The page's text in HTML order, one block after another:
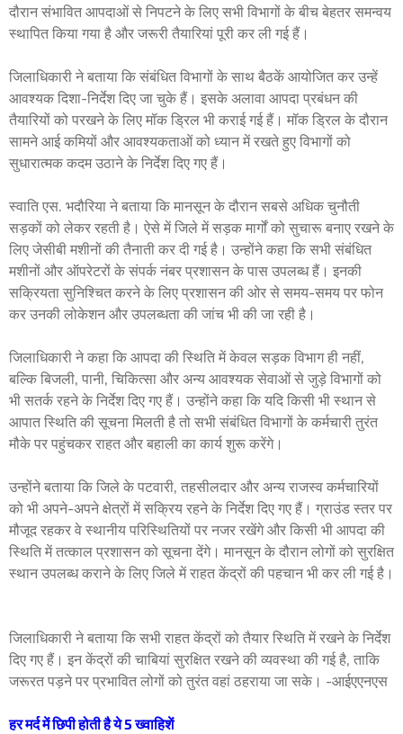
दौरान संभावित आपदाओं से निपटने के लिए सभी विभागों के बीच बेहतर समन्वय
स्थापित किया गया है और जरूरी तैयारियां पूरी कर ली गई हैं।
जिलाधिकारी ने बताया कि संबंधित विभागों के साथ बैठकें आयोजित कर उन्हें
आवश्यक दिशा-निर्देश दिए जा चुके हैं। इसके अलावा आपदा प्रबंधन की
तैयारियों को परखने के लिए मॉक ड्रिल भी कराई गई हैं। मॉक ड्रिल के दौरान
सामने आई कमियों और आवश्यकताओं को ध्यान में रखते हुए विभागों को
सुधारात्मक कदम उठाने के निर्देश दिए गए हैं।
स्वाति एस. भदौरिया ने बताया कि मानसून के दौरान सबसे अधिक चुनौती
सड़कों को लेकर रहती है। ऐसे में जिले में सड़क मार्गों को सुचारू बनाए रखने के
लिए जेसीबी मशीनों की तैनाती कर दी गई है। उन्होंने कहा कि सभी संबंधित
मशीनों और ऑपरेटरों के संपर्क नंबर प्रशासन के पास उपलब्ध हैं। इनकी
सक्रियता सुनिश्चित करने के लिए प्रशासन की ओर से समय-समय पर फोन
कर उनकी लोकेशन और उपलब्धता की जांच भी की जा रही है।
जिलाधिकारी ने कहा कि आपदा की स्थिति में केवल सड़क विभाग ही नहीं,
बल्कि बिजली, पानी, चिकित्सा और अन्य आवश्यक सेवाओं से जुड़े विभागों को
भी सतर्क रहने के निर्देश दिए गए हैं। उन्होंने कहा कि यदि किसी भी स्थान से
आपात स्थिति की सूचना मिलती है तो सभी संबंधित विभागों के कर्मचारी तुरंत
मौके पर पहुंचकर राहत और बहाली का कार्य शुरू करेंगे।
उन्होंने बताया कि जिले के पटवारी, तहसीलदार और अन्य राजस्व कर्मचारियों
को भी अपने-अपने क्षेत्रों में सक्रिय रहने के निर्देश दिए गए हैं। ग्राउंड स्तर पर
मौजूद रहकर वे स्थानीय परिस्थितियों पर नजर रखेंगे और किसी भी आपदा की
स्थिति में तत्काल प्रशासन को सूचना देंगे। मानसून के दौरान लोगों को सुरक्षित
स्थान उपलब्ध कराने के लिए जिले में राहत केंद्रों की पहचान भी कर ली गई है।
जिलाधिकारी ने बताया कि सभी राहत केंद्रों को तैयार स्थिति में रखने के निर्देश
दिए गए हैं। इन केंद्रों की चाबियां सुरक्षित रखने की व्यवस्था की गई है, ताकि
जरूरत पड़ने पर प्रभावित लोगों को तुरंत वहां ठहराया जा सके। -आईएएनएस
हर मर्द में छिपी होती है ये 5 ख्वाहिशें